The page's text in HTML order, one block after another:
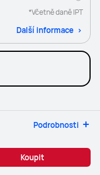
*Včetně daně IPT
Další informace
Podrobnosti
Koupit